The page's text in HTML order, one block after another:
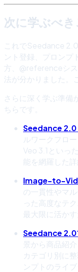
次に学ぶべき
これでSeedance
ント登録、プロン
方、@referenceシ
法が分かりました。
さらに深く学ぶ準備
ちらです。
Seedance 2.0
ルワークフロ
Veo 3.1といっ
能を網羅した
Image-to-
の一貫性やマ
った高度なテ
最大限に活か
Seedance 2.0
景から商品紹
カテゴリ別に
ンプトのライブ